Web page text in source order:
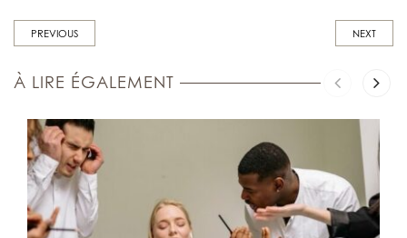
PREVIOUS NEXT
À LIRE ÉGALEMENT